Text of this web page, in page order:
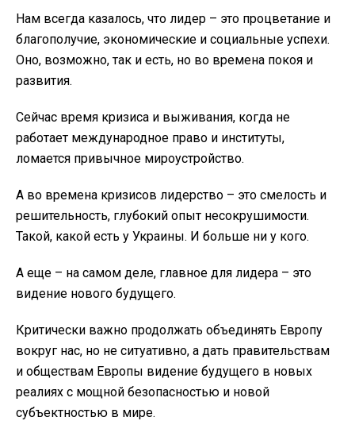
Нам всегда казалось, что лидер – это процветание и
благополучие, экономические и социальные успехи.
Оно, возможно, так и есть, но во времена покоя и
развития.
Сейчас время кризиса и выживания, когда не
работает международное право и институты,
ломается привычное мироустройство.
А во времена кризисов лидерство – это смелость и
решительность, глубокий опыт несокрушимости.
Такой, какой есть у Украины. И больше ни у кого.
А еще – на самом деле, главное для лидера – это
видение нового будущего.
Критически важно продолжать объединять Европу
вокруг нас, но не ситуативно, а дать правительствам
и обществам Европы видение будущего в новых
реалиях с мощной безопасностью и новой
субъектностью в мире.